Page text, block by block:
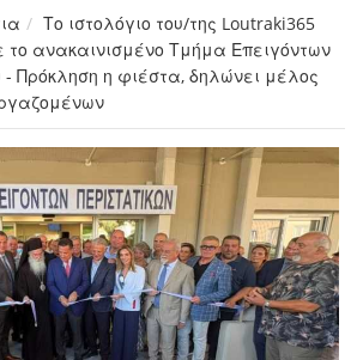
Το ιστολόγιο του/της Loutraki365
το ανακαινισμένο Τμήμα Επειγόντων
- Πρόκληση η φιέστα, δηλώνει μέλος